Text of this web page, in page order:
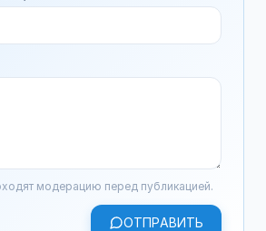
модерацию перед публикацией.
ОТПРАВИТЬ